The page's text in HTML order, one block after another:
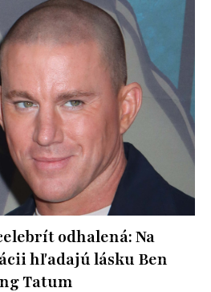
odhalená: Na
hľadajú lásku Ben
Tatum